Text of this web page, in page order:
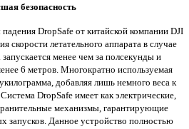
безопасность
DropSafe от китайской компании DJI
скорости летательного аппарата в случае
менее чем за полсекунды и
6 метров. Многократно используемая
добавляя лишь немного веса к
Система DropSafe имеет как электрические,
механизмы, гарантирующие
запусков. Данное устройство полностью